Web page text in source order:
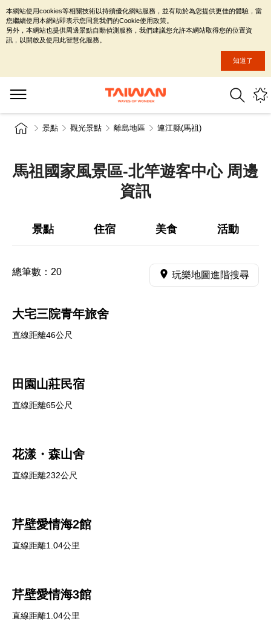
景點 觀光景點 離島地區 連江縣(馬祖)
馬祖國家風景區-北竿遊客中心 周邊
資訊
景點 住宿 美食 活動
總筆數： 20 玩樂地圖進階搜尋
大宅三院青年旅舍
直線距離46公尺
田園山莊民宿
直線距離65公尺
花漾・森山舍
直線距離232公尺
芹壁愛情海2館
直線距離1.04公里
芹壁愛情海3館
直線距離1.04公里
本網站使用cookies等相關技術以持續優化網站服務，並有助於為您提供更佳的體驗，當
您繼續使用本網站即表示您同意我們的Cookie使用政策。
另外，本網站也提供周邊景點自動偵測服務，我們建議您允許本網站取得您的位置資
訊，以開啟及使用此智慧化服務。
知道了